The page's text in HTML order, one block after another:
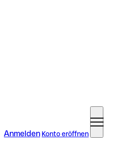
Anmelden Konto eröffnen